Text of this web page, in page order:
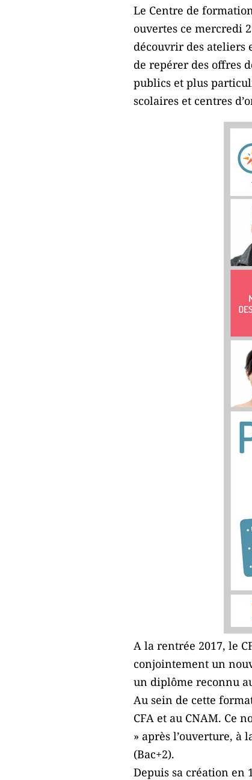
Le Centre de
ouvertes ce mercredi
découvrir des ateliers
de repérer des offres
publics et plus
scolaires et centres
A la rentrée 2017, le
conjointement un
un diplôme reconnu
Au sein de cette
CFA et au CNAM. Ce
» après l’ouverture,
(Bac+2).
Depuis sa création en